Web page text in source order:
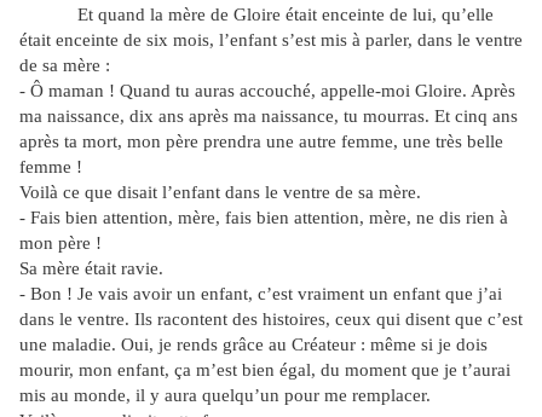
Et quand la mère de Gloire était enceinte de lui, qu’elle
était enceinte de six mois, l’enfant s’est mis à parler, dans le ventre
de sa mère :
- Ô maman ! Quand tu auras accouché, appelle-moi Gloire. Après
ma naissance, dix ans après ma naissance, tu mourras. Et cinq ans
après ta mort, mon père prendra une autre femme, une très belle
femme !
Voilà ce que disait l’enfant dans le ventre de sa mère.
- Fais bien attention, mère, fais bien attention, mère, ne dis rien à
mon père !
Sa mère était ravie.
- Bon ! Je vais avoir un enfant, c’est vraiment un enfant que j’ai
dans le ventre. Ils racontent des histoires, ceux qui disent que c’est
une maladie. Oui, je rends grâce au Créateur : même si je dois
mourir, mon enfant, ça m’est bien égal, du moment que je t’aurai
mis au monde, il y aura quelqu’un pour me remplacer.